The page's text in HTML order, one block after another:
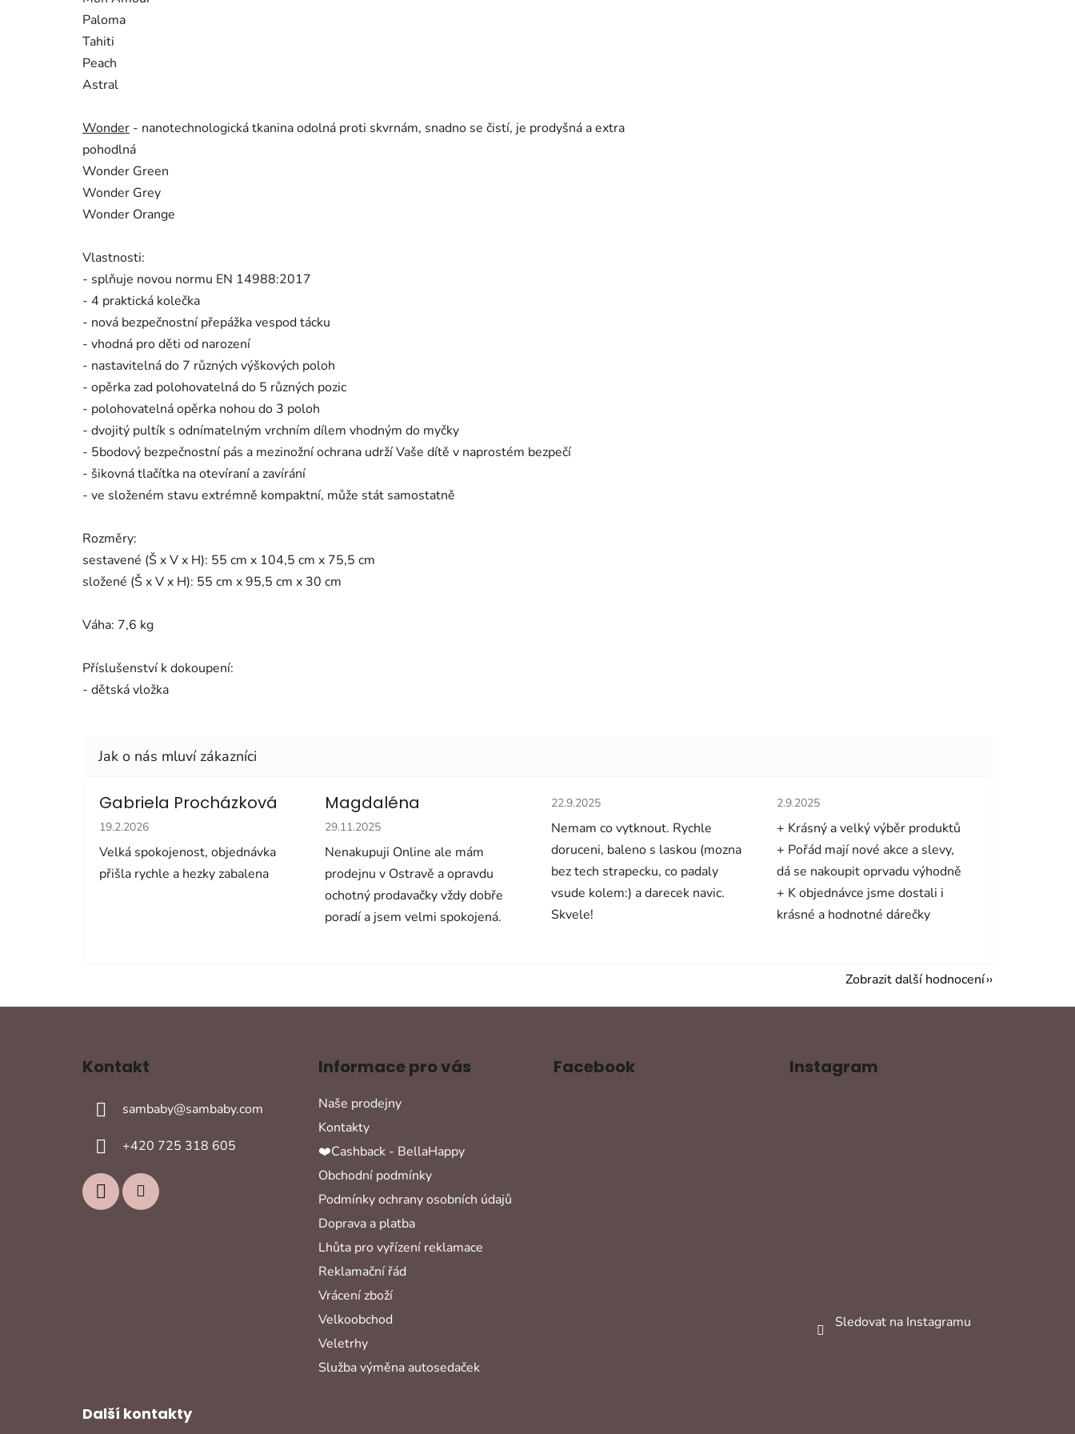
Paloma
Tahiti
Peach
Astral
Wonder - nanotechnologická tkanina odolná proti skvrnám, snadno se čistí, je prodyšná a extra
pohodlná
Wonder Green
Wonder Grey
Wonder Orange
Vlastnosti:
- splňuje novou normu EN 14988:2017
- 4 praktická kolečka
- nová bezpečnostní přepážka vespod tácku
- vhodná pro děti od narození
- nastavitelná do 7 různých výškových poloh
- opěrka zad polohovatelná do 5 různých pozic
- polohovatelná opěrka nohou do 3 poloh
- dvojitý pultík s odnímatelným vrchním dílem vhodným do myčky
- 5bodový bezpečnostní pás a mezinožní ochrana udrží Vaše dítě v naprostém bezpečí
- šikovná tlačítka na otevíraní a zavírání
- ve složeném stavu extrémně kompaktní, může stát samostatně
Rozměry:
sestavené (Š x V x H): 55 cm x 104,5 cm x 75,5 cm
složené (Š x V x H): 55 cm x 95,5 cm x 30 cm
Váha: 7,6 kg
Příslušenství k dokoupení:
- dětská vložka
Gabriela Procházková
Hodnocení obchodu je 5 z 5 hvězdiček.
19.2.2026
Velká spokojenost, objednávka
přišla rychle a hezky zabalena
Magdaléna
Hodnocení obchodu je 5 z 5 hvězdiček.
29.11.2025
Nenakupuji Online ale mám
prodejnu v Ostravě a opravdu
ochotný prodavačky vždy dobře
poradí a jsem velmi spokojená.
Hodnocení obchodu je 5 z 5 hvězdiček.
22.9.2025
Nemam co vytknout. Rychle
doruceni, baleno s laskou (mozna
bez tech strapecku, co padaly
vsude kolem:) a darecek navic.
Skvele!
Hodnocení obchodu je 5 z 5 hvězdiček.
2.9.2025
+ Krásný a velký výběr produktů
+ Pořád mají nové akce a slevy,
dá se nakoupit oprvadu výhodně
+ K objednávce jsme dostali i
krásné a hodnotné dárečky
Zobrazit další hodnocení
Kontakt
sambaby@sambaby.com
+420 725 318 605
Informace pro vás
Naše prodejny
Kontakty
❤️Cashback - BellaHappy
Obchodní podmínky
Podmínky ochrany osobních údajů
Doprava a platba
Lhůta pro vyřízení reklamace
Reklamační řád
Vrácení zboží
Velkoobchod
Veletrhy
Služba výměna autosedaček
Facebook Instagram
Sledovat na Instagramu
Další kontakty